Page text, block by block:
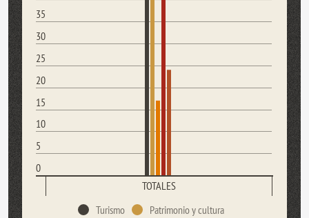
35
30
25
20
15
10
5
0
TOTALES
Turismo
Patrimonio y cultura